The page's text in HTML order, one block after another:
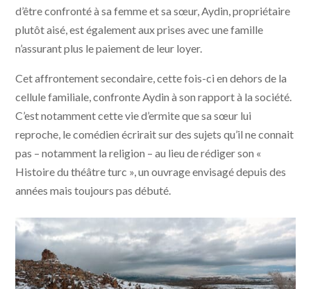
d’être confronté à sa femme et sa sœur, Aydin, propriétaire
plutôt aisé, est également aux prises avec une famille
n’assurant plus le paiement de leur loyer.
Cet affrontement secondaire, cette fois-ci en dehors de la
cellule familiale, confronte Aydin à son rapport à la société.
C’est notamment cette vie d’ermite que sa sœur lui
reproche, le comédien écrirait sur des sujets qu’il ne connait
pas – notamment la religion – au lieu de rédiger son «
Histoire du théâtre turc », un ouvrage envisagé depuis des
années mais toujours pas débuté.